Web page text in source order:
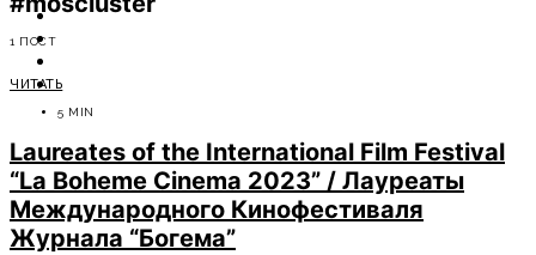
МОДА
СОВЕТЫ ЭКСПЕРТОВ
1 ПОСТ
ЧИТАТЬ
5 MIN
Laureates of the International Film Festival
“La Boheme Cinema 2023” / Лауреаты
Международного Кинофестиваля
Журнала “Богема”